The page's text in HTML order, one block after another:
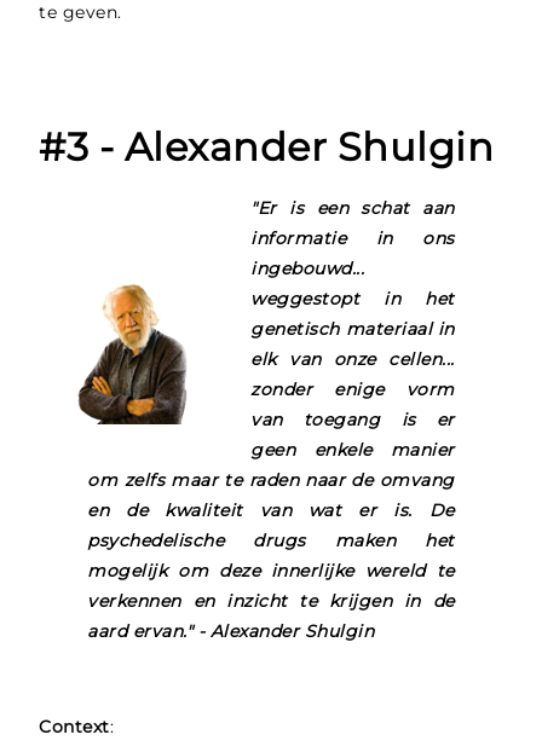
te geven.
#3 - Alexander Shulgin
"Er is een schat aan
informatie in ons
ingebouwd...
weggestopt in het
genetisch materiaal in
elk van onze cellen...
zonder enige vorm
van toegang is er
geen enkele manier
om zelfs maar te raden naar de omvang
en de kwaliteit van wat er is. De
psychedelische drugs maken het
mogelijk om deze innerlijke wereld te
verkennen en inzicht te krijgen in de
aard ervan." - Alexander Shulgin
Context: